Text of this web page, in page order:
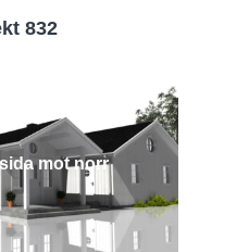
832
mot norr